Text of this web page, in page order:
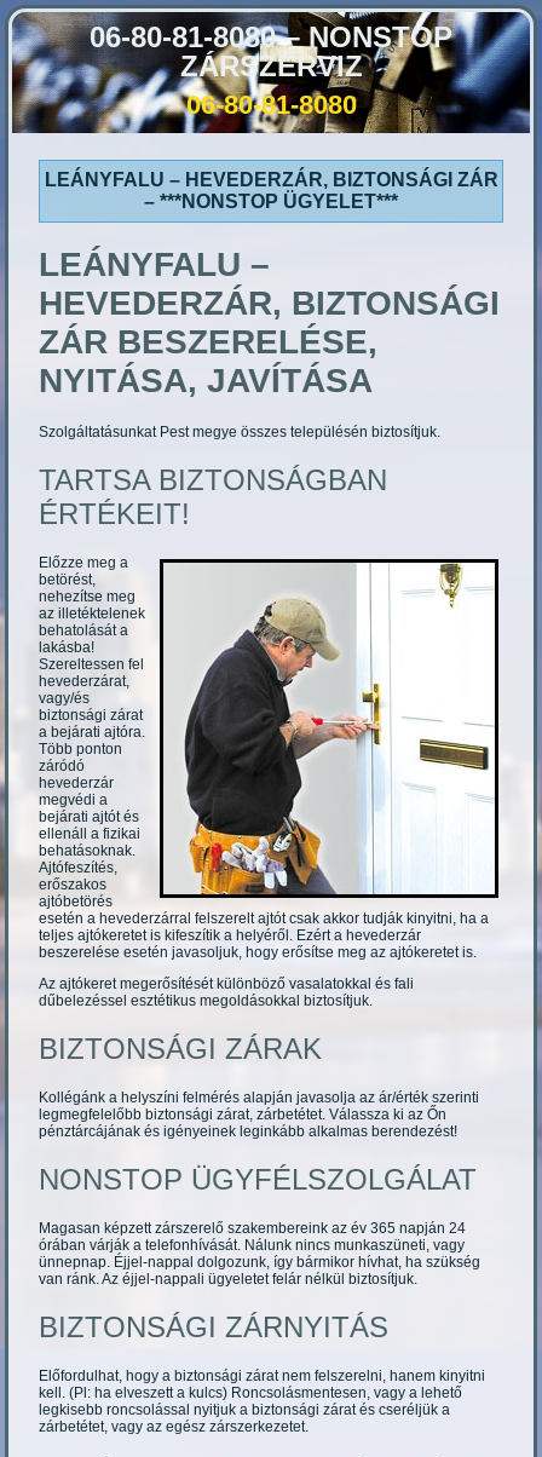
06-80-81-8080 – NONSTOP
ZÁRSZERVIZ
06-80-81-8080
LEÁNYFALU – HEVEDERZÁR, BIZTONSÁGI ZÁR
– ***NONSTOP ÜGYELET***
LEÁNYFALU –
HEVEDERZÁR, BIZTONSÁGI
ZÁR BESZERELÉSE,
NYITÁSA, JAVÍTÁSA
Szolgáltatásunkat Pest megye összes településén biztosítjuk.
TARTSA BIZTONSÁGBAN
ÉRTÉKEIT!
Előzze meg a
betörést,
nehezítse meg
az illetéktelenek
behatolását a
lakásba!
Szereltessen fel
hevederzárat,
vagy/és
biztonsági zárat
a bejárati ajtóra.
Több ponton
záródó
hevederzár
megvédi a
bejárati ajtót és
ellenáll a fizikai
behatásoknak.
Ajtófeszítés,
erőszakos
ajtóbetörés
esetén a hevederzárral felszerelt ajtót csak akkor tudják kinyitni, ha a
teljes ajtókeretet is kifeszítik a helyéről. Ezért a hevederzár
beszerelése esetén javasoljuk, hogy erősítse meg az ajtókeretet is.
Az ajtókeret megerősítését különböző vasalatokkal és fali
dűbelezéssel esztétikus megoldásokkal biztosítjuk.
BIZTONSÁGI ZÁRAK
Kollégánk a helyszíni felmérés alapján javasolja az ár/érték szerinti
legmegfelelőbb biztonsági zárat, zárbetétet. Válassza ki az Őn
pénztárcájának és igényeinek leginkább alkalmas berendezést!
NONSTOP ÜGYFÉLSZOLGÁLAT
Magasan képzett zárszerelő szakembereink az év 365 napján 24
órában várják a telefonhívását. Nálunk nincs munkaszüneti, vagy
ünnepnap. Éjjel-nappal dolgozunk, így bármikor hívhat, ha szükség
van ránk. Az éjjel-nappali ügyeletet felár nélkül biztosítjuk.
BIZTONSÁGI ZÁRNYITÁS
Előfordulhat, hogy a biztonsági zárat nem felszerelni, hanem kinyitni
kell. (Pl: ha elveszett a kulcs) Roncsolásmentesen, vagy a lehető
legkisebb roncsolással nyitjuk a biztonsági zárat és cseréljük a
zárbetétet, vagy az egész zárszerkezetet.